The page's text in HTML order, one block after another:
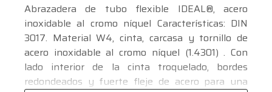
Abrazadera de tubo flexible IDEAL®, acero
inoxidable al cromo níquel Características: DIN
3017. Material W4, cinta, carcasa y tornillo de
acero inoxidable al cromo níquel (1.4301) . Con
lado interior de la cinta troquelado, bordes
redondeados y fuerte fleje de acero para una